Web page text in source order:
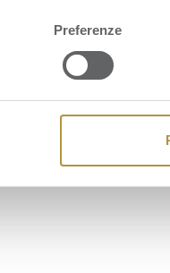
Preferenze